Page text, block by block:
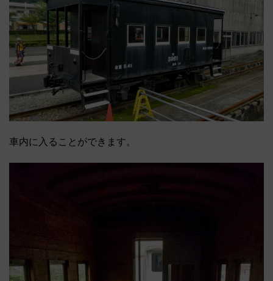
車内に入ることができます。